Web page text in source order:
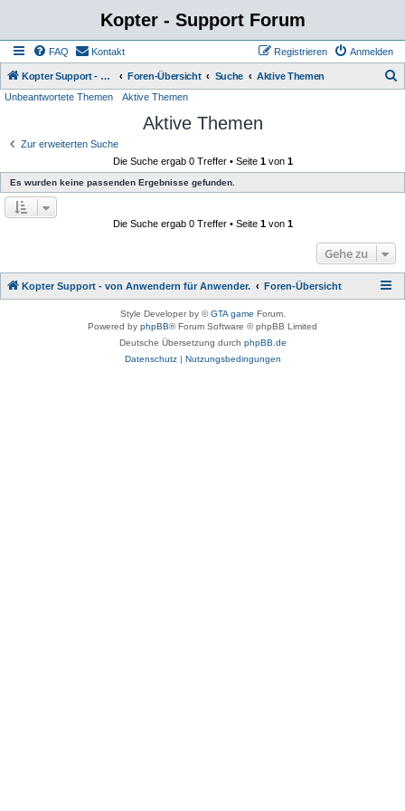
Kopter - Support Forum
FAQ Kontakt Anmelden
Registrieren
Kopter Support - von Anwendern für Anwender. Foren-Übersicht Suche Aktive Themen
Unbeantwortete Themen Aktive Themen
Aktive Themen
Zur erweiterten Suche
Die Suche ergab 0 Treffer • Seite 1von 1
Es wurden keine passenden Ergebnisse gefunden.
Die Suche ergab 0 Treffer • Seite 1von 1
Gehe zu
Kopter Support - von Anwendern für Anwender. Foren-Übersicht
Style Developer by ©GTA game Forum.
Powered by phpBB® Forum Software © phpBB Limited
Deutsche Übersetzung durch phpBB.de
Datenschutz| Nutzungsbedingungen